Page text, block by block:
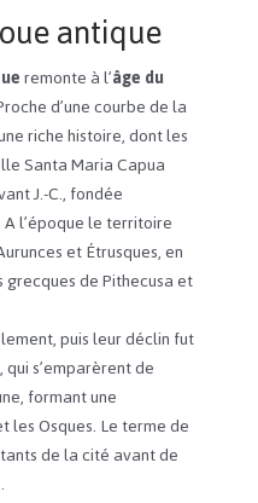
antique
remonte à l’âge du
d’une courbe de la
riche histoire, dont les
Santa Maria Capua
J.-C., fondée
A l’époque le territoire
et Étrusques, en
de Pithecusa et
puis leur déclin fut
, qui s’emparèrent de
formant une
les Osques. Le terme de
de la cité avant de